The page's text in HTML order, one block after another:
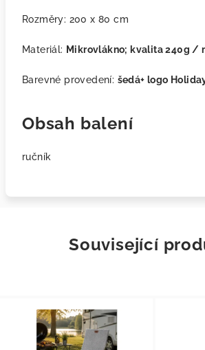
Rozměry: 200 x 80 cm
Materiál: Mikrovlákno; kvalita 240g /
Barevné provedení: šedá+ logo
Obsah balení
ručník
Související